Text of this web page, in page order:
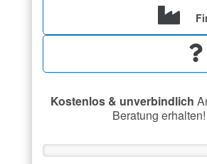
Kostenlos & unverbindlich
Beratung erhalten!